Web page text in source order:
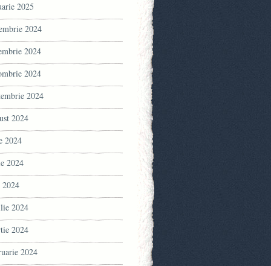
2025
2024
2024
2024
2024
2024
2024
2024
2024
2024
2024